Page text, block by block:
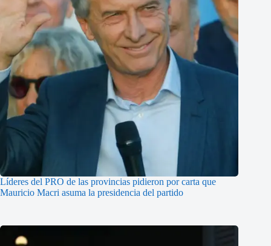
Líderes del PRO de las provincias pidieron por carta que
Mauricio Macri asuma la presidencia del partido